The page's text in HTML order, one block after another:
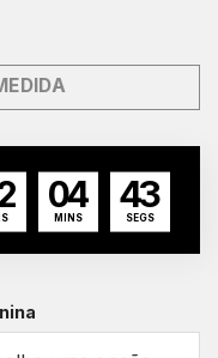
04
MINS
42
SEGS